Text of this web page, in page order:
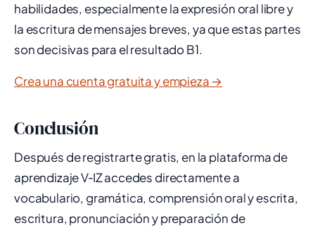
habilidades, especialmente la expresión oral libre y
la escritura de mensajes breves, ya que estas partes
son decisivas para el resultado B1.
Crea una cuenta gratuita y empieza →
Conclusión
Después de registrarte gratis, en la plataforma de
aprendizaje V‑IZ accedes directamente a
vocabulario, gramática, comprensión oral y escrita,
escritura, pronunciación y preparación de